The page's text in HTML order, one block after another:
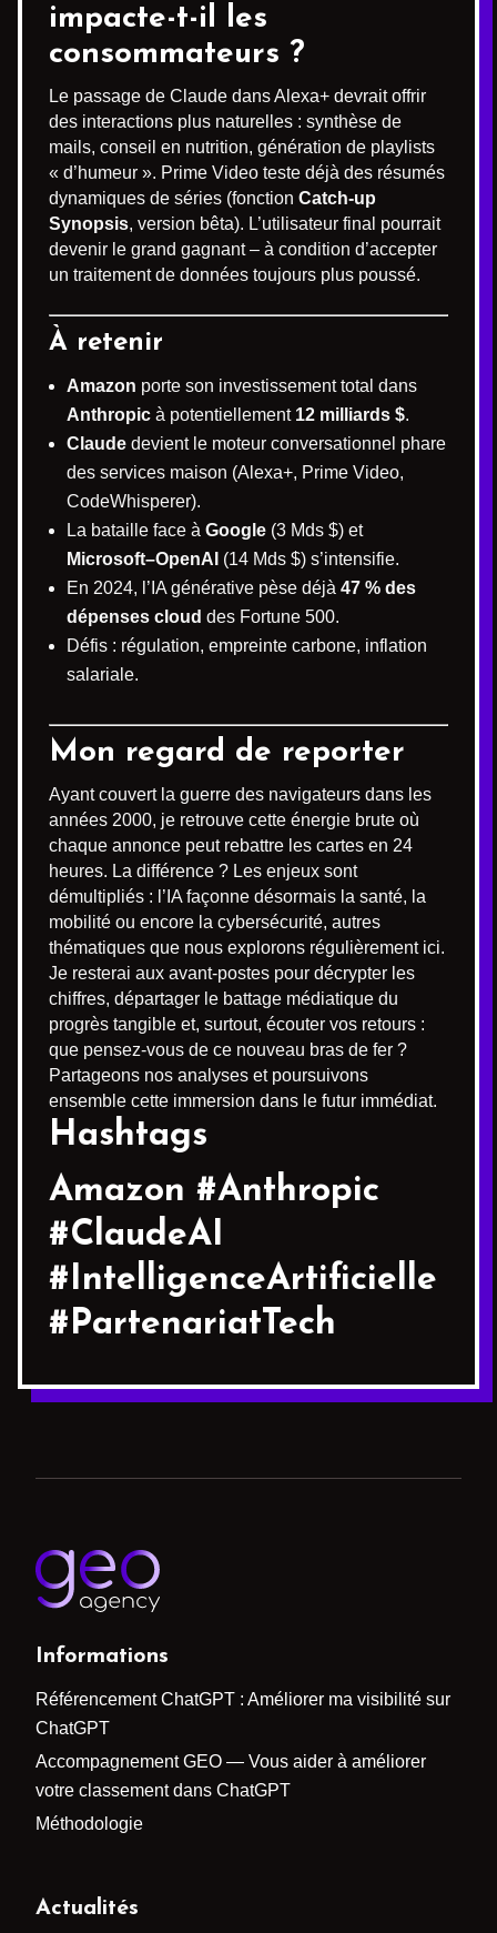
impacte-t-il les
consommateurs ?
Le passage de Claude dans Alexa+ devrait offrir
des interactions plus naturelles : synthèse de
mails, conseil en nutrition, génération de playlists
« d’humeur ». Prime Video teste déjà des résumés
dynamiques de séries (fonction Catch-up
Synopsis, version bêta). L’utilisateur final pourrait
devenir le grand gagnant – à condition d’accepter
un traitement de données toujours plus poussé.
À retenir
Amazon porte son investissement total dans
Anthropic à potentiellement 12 milliards $.
Claude devient le moteur conversationnel phare
des services maison (Alexa+, Prime Video,
CodeWhisperer).
La bataille face à Google (3 Mds $) et
Microsoft–OpenAI (14 Mds $) s’intensifie.
En 2024, l’IA générative pèse déjà 47 % des
dépenses cloud des Fortune 500.
Défis : régulation, empreinte carbone, inflation
salariale.
Mon regard de reporter
Ayant couvert la guerre des navigateurs dans les
années 2000, je retrouve cette énergie brute où
chaque annonce peut rebattre les cartes en 24
heures. La différence ? Les enjeux sont
démultipliés : l’IA façonne désormais la santé, la
mobilité ou encore la cybersécurité, autres
thématiques que nous explorons régulièrement ici.
Je resterai aux avant-postes pour décrypter les
chiffres, départager le battage médiatique du
progrès tangible et, surtout, écouter vos retours :
que pensez-vous de ce nouveau bras de fer ?
Partageons nos analyses et poursuivons
ensemble cette immersion dans le futur immédiat.
Hashtags
Amazon #Anthropic
#ClaudeAI
#IntelligenceArtificielle
#PartenariatTech
Informations
Référencement ChatGPT : Améliorer ma visibilité sur
ChatGPT
Accompagnement GEO — Vous aider à améliorer
votre classement dans ChatGPT
Méthodologie
Actualités